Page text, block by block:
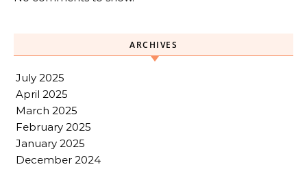
ARCHIVES
July 2025
April 2025
March 2025
February 2025
January 2025
December 2024